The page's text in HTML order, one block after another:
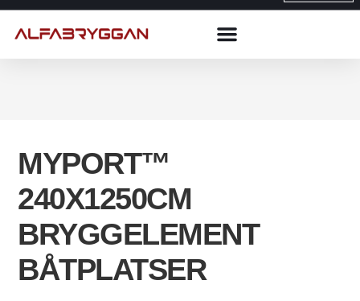
MYPORT™
240X1250CM
BRYGGELEMENT
BÅTPLATSER